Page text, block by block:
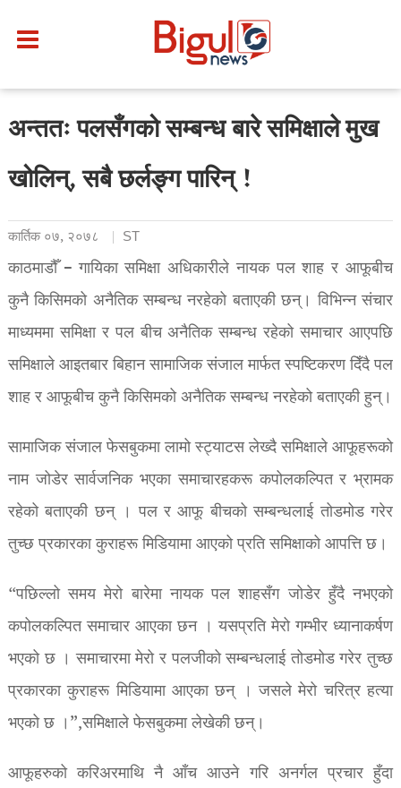
अन्ततः पलसँगको सम्बन्ध बारे समिक्षाले मुख
खोलिन्, सबै छर्लङ्ग पारिन् !
कार्तिक ०७, २०७८ ST
काठमाडौँ – गायिका समिक्षा अधिकारीले नायक पल शाह र आफूबीच
कुनै किसिमको अनैतिक सम्बन्ध नरहेको बताएकी छन्। विभिन्न संचार
माध्यममा समिक्षा र पल बीच अनैतिक सम्बन्ध रहेको समाचार आएपछि
समिक्षाले आइतबार बिहान सामाजिक संजाल मार्फत स्पष्टिकरण दिँदै पल
शाह र आफूबीच कुनै किसिमको अनैतिक सम्बन्ध नरहेको बताएकी हुन्।
सामाजिक संजाल फेसबुकमा लामो स्ट्याटस लेख्दै समिक्षाले आफूहरूको
नाम जोडेर सार्वजनिक भएका समाचारहकरू कपोलकल्पित र भ्रामक
रहेको बताएकी छन् । पल र आफू बीचको सम्बन्धलाई तोडमोड गरेर
तुच्छ प्रकारका कुराहरू मिडियामा आएको प्रति समिक्षाको आपत्ति छ।
“पछिल्लो समय मेरो बारेमा नायक पल शाहसँग जोडेर हुँदै नभएको
कपोलकल्पित समाचार आएका छन । यसप्रति मेरो गम्भीर ध्यानाकर्षण
भएको छ । समाचारमा मेरो र पलजीको सम्बन्धलाई तोडमोड गरेर तुच्छ
प्रकारका कुराहरू मिडियामा आएका छन् । जसले मेरो चरित्र हत्या
भएको छ ।”,समिक्षाले फेसबुकमा लेखेकी छन्।
आफूहरुको करिअरमाथि नै आँच आउने गरि अनर्गल प्रचार हुँदा